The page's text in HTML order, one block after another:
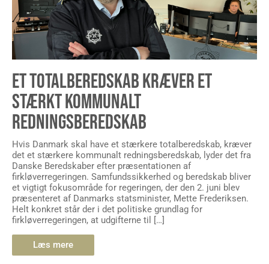
ET TOTALBEREDSKAB KRÆVER ET
STÆRKT KOMMUNALT
REDNINGSBEREDSKAB
Hvis Danmark skal have et stærkere totalberedskab, kræver
det et stærkere kommunalt redningsberedskab, lyder det fra
Danske Beredskaber efter præsentationen af
firkløverregeringen. Samfundssikkerhed og beredskab bliver
et vigtigt fokusområde for regeringen, der den 2. juni blev
præsenteret af Danmarks statsminister, Mette Frederiksen.
Helt konkret står der i det politiske grundlag for
firkløverregeringen, at udgifterne til […]
Læs mere